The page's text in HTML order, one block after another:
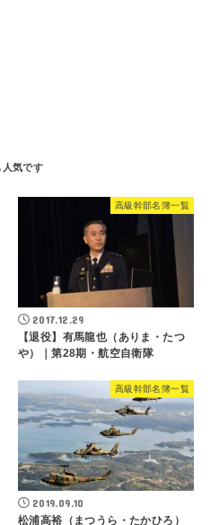
高級幹部名簿一覧
2017.12.29
【退役】有馬龍也（ありま・たつ
や）｜第28期・航空自衛隊
高級幹部名簿一覧
2019.09.10
松浦高裕（まつうら・たかひろ）